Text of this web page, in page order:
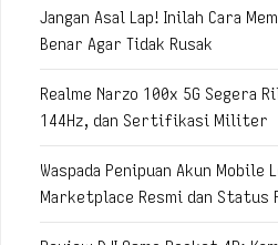
Jangan Asal Lap! Inilah Cara
Benar Agar Tidak Rusak
Realme Narzo 100x 5G Segera
144Hz, dan Sertifikasi Militer
Waspada Penipuan Akun
Marketplace Resmi dan Status